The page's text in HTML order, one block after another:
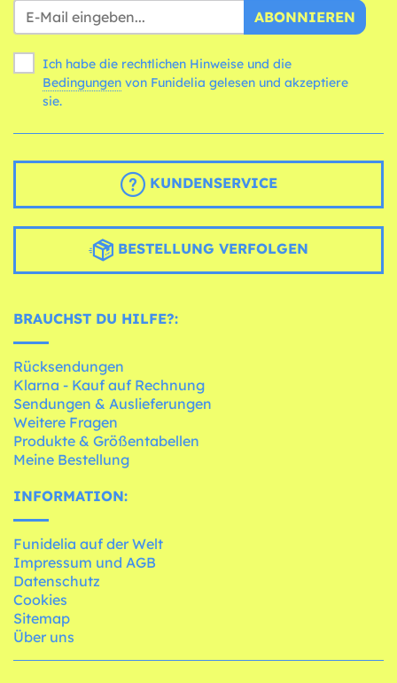
ABONNIEREN
Ich habe die rechtlichen Hinweise und die
Bedingungen
sie.
KUNDENSERVICE
BESTELLUNG VERFOLGEN
BRAUCHST DU HILFE?:
Rücksendungen
Klarna - Kauf auf Rechnung
Sendungen & Auslieferungen
Weitere Fragen
Produkte & Größentabellen
Meine Bestellung
INFORMATION:
Funidelia auf der Welt
Impressum und AGB
Datenschutz
Cookies
Sitemap
Über uns